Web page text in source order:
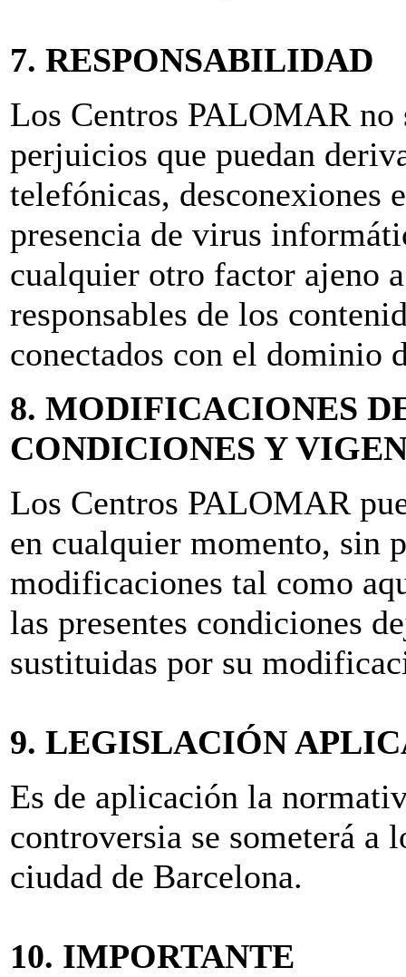
7. RESPONSABILIDAD
Los Centros PALOMAR no
perjuicios que puedan
telefónicas, desconexiones
presencia de virus
cualquier otro factor ajeno
responsables de los
conectados con el dominio
8. MODIFICACIONES
CONDICIONES Y
Los Centros PALOMAR
en cualquier momento, sin
modificaciones tal como
las presentes condiciones
sustituidas por su
9. LEGISLACIÓN
Es de aplicación la
controversia se someterá a
ciudad de Barcelona.
10. IMPORTANTE